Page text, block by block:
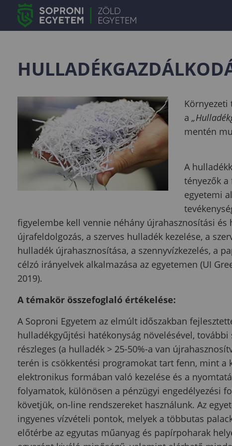
a
mentén
A
tényezők
egyetemi
figyelembe kell vennie néhány újrahasznosítási
újrafeldolgozás, a szerves hulladék kezelése, a
hulladék újrahasznosítása, a szennyvízkezelés, a
célzó irányelvek alkalmazása az egyetemen (UI
2019).
A témakör összefoglaló értékelése:
A Soproni Egyetem az elmúlt időszakban
hulladékgyűjtési hatékonyság növelésével,
részleges (a hulladék > 25-50%-a van
terén is csökkentési programokat tart fenn, mint
elektronikus formában való kezelése és a
folyamatok, különösen a pénzügyi engedélyezési
követjük, on-line rendszereket használunk. Az
ingyenes vízvételi pontok, melyek a többutas
előtérbe az egyutas műanyag és papírpoharak